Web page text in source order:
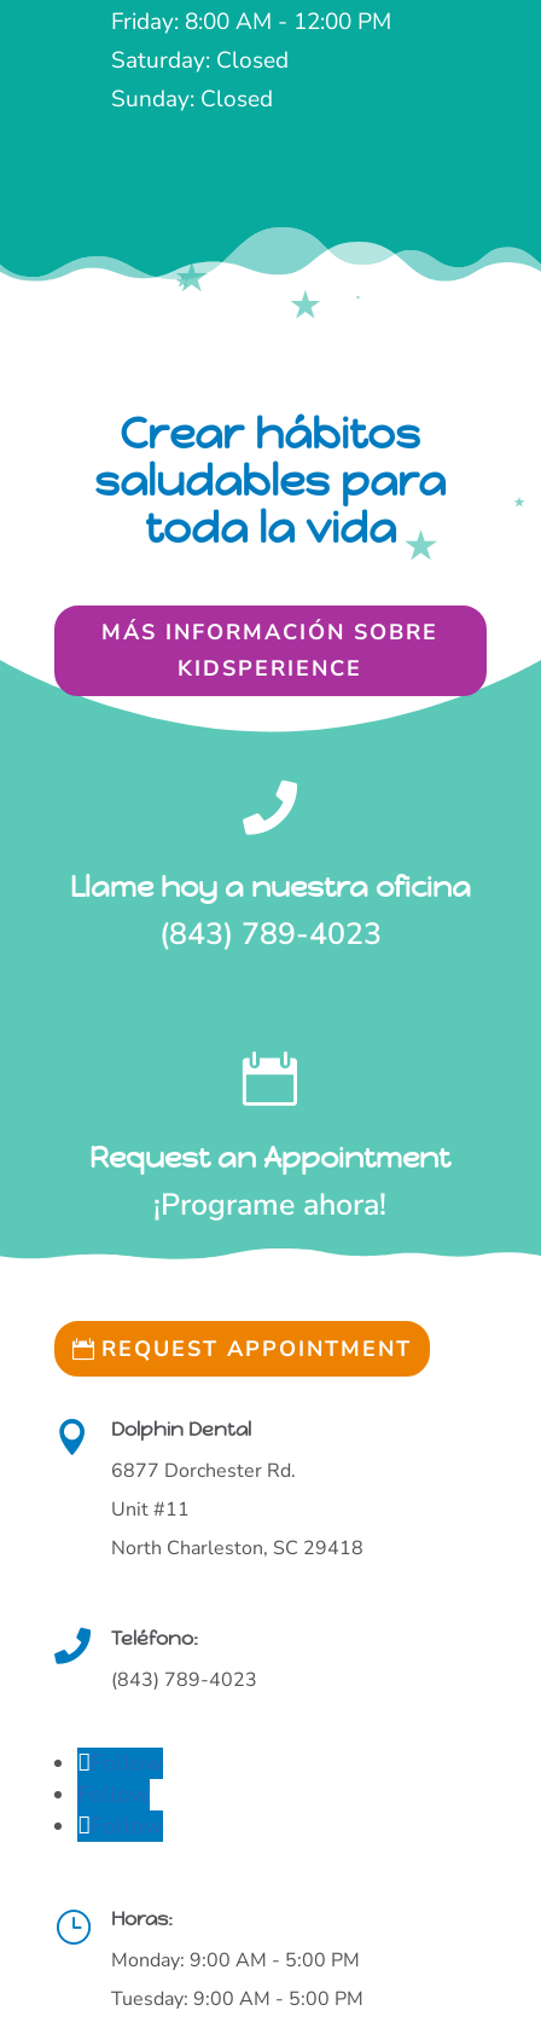
Friday: 8:00 AM - 12:00 PM
Saturday: Closed
Sunday: Closed
Crear hábitos
saludables para
toda la vida
MÁS INFORMACIÓN SOBRE
KIDSPERIENCE

Llame hoy a nuestra oficina
(843) 789-4023

Request an Appointment
¡Programe ahora!
REQUEST APPOINTMENT
 Dolphin Dental
6877 Dorchester Rd.
Unit #11
North Charleston, SC 29418
 Teléfono:
(843) 789-4023
Follow
Follow
Follow
} Horas:
Monday: 9:00 AM - 5:00 PM
Tuesday: 9:00 AM - 5:00 PM